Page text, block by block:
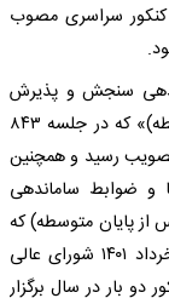
مصوبه قانونی که در سال ۱۴۰۰ برای کنکور سراسری مصوب
سنجش و پذیرش
متقاضیان ورود به آموزش عالی (پس از پایان متوسطه)» که در جلسه ۸۴۳
به تصویب رسید و همچنین
و ضوابط ساماندهی
پایان متوسطه) که
در جلسات ۸۵۵ و ۸۶۳ مورخ ۵ بهمن ۱۴۰۰ و ۱۷ خرداد ۱۴۰۱ شورای عالی
بار در سال برگزار